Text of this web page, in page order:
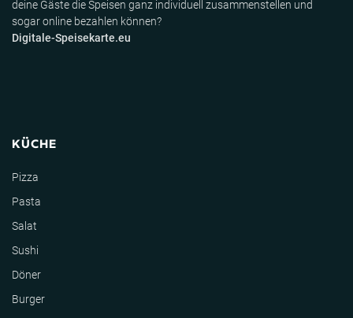
deine Gäste die Speisen ganz individuell zusammenstellen und
sogar online bezahlen können?
Digitale-Speisekarte.eu
KÜCHE
Pizza
Pasta
Salat
Sushi
Döner
Burger